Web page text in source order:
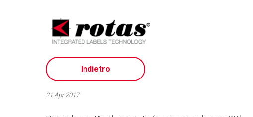
Indietro
21 Apr 2017